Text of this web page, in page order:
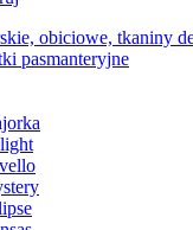
obiciowe, tkaniny
pasmanteryjne